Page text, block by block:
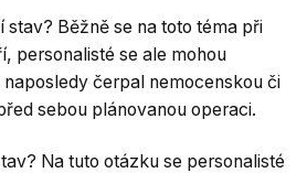
stav? Běžně se na toto téma při
personalisté se ale mohou
čerpal nemocenskou či
sebou plánovanou operaci.
Na tuto otázku se personalisté